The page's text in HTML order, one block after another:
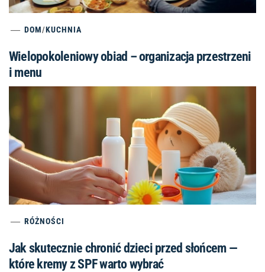
DOM/KUCHNIA
Wielopokoleniowy obiad – organizacja przestrzeni
i menu
RÓŻNOŚCI
Jak skutecznie chronić dzieci przed słońcem —
które kremy z SPF warto wybrać